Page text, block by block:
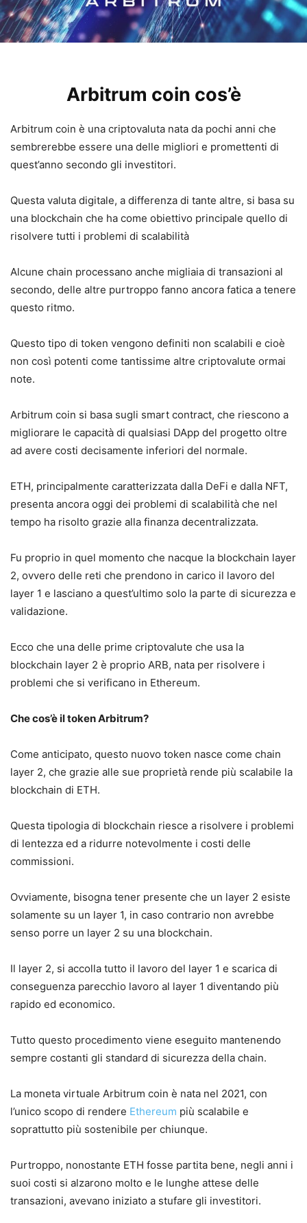
Arbitrum coin cos’è
Arbitrum coin è una criptovaluta nata da pochi anni che
sembrerebbe essere una delle migliori e promettenti di
quest’anno secondo gli investitori.
Questa valuta digitale, a differenza di tante altre, si basa su
una blockchain che ha come obiettivo principale quello di
risolvere tutti i problemi di scalabilità
Alcune chain processano anche migliaia di transazioni al
secondo, delle altre purtroppo fanno ancora fatica a tenere
questo ritmo.
Questo tipo di token vengono definiti non scalabili e cioè
non così potenti come tantissime altre criptovalute ormai
note.
Arbitrum coin si basa sugli smart contract, che riescono a
migliorare le capacità di qualsiasi DApp del progetto oltre
ad avere costi decisamente inferiori del normale.
ETH, principalmente caratterizzata dalla DeFi e dalla NFT,
presenta ancora oggi dei problemi di scalabilità che nel
tempo ha risolto grazie alla finanza decentralizzata.
Fu proprio in quel momento che nacque la blockchain layer
2, ovvero delle reti che prendono in carico il lavoro del
layer 1 e lasciano a quest’ultimo solo la parte di sicurezza e
validazione.
Ecco che una delle prime criptovalute che usa la
blockchain layer 2 è proprio ARB, nata per risolvere i
problemi che si verificano in Ethereum.
Che cos’è il token Arbitrum?
Come anticipato, questo nuovo token nasce come chain
layer 2, che grazie alle sue proprietà rende più scalabile la
blockchain di ETH.
Questa tipologia di blockchain riesce a risolvere i problemi
di lentezza ed a ridurre notevolmente i costi delle
commissioni.
Ovviamente, bisogna tener presente che un layer 2 esiste
solamente su un layer 1, in caso contrario non avrebbe
senso porre un layer 2 su una blockchain.
Il layer 2, si accolla tutto il lavoro del layer 1 e scarica di
conseguenza parecchio lavoro al layer 1 diventando più
rapido ed economico.
Tutto questo procedimento viene eseguito mantenendo
sempre costanti gli standard di sicurezza della chain.
La moneta virtuale Arbitrum coin è nata nel 2021, con
l’unico scopo di rendere Ethereum più scalabile e
soprattutto più sostenibile per chiunque.
Purtroppo, nonostante ETH fosse partita bene, negli anni i
suoi costi si alzarono molto e le lunghe attese delle
transazioni, avevano iniziato a stufare gli investitori.